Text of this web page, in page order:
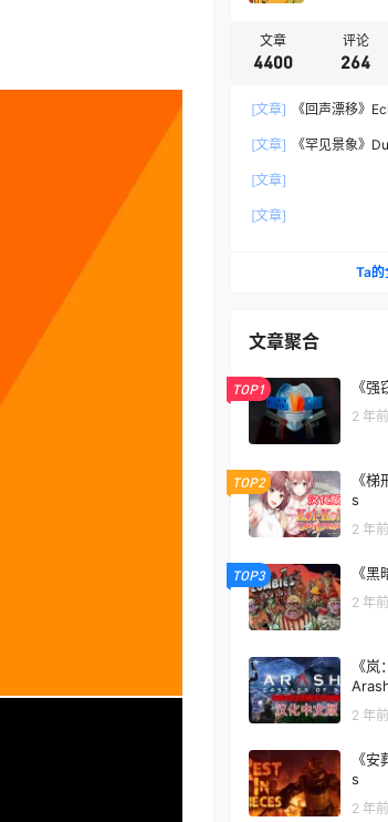
文章
4400
评论
264
[文章] 《回声漂移》
[文章] 《罕见景象》
[文章]
[文章]
Ta的
文章聚合
TOP1 《
2 年前
TOP2
《
s
2 年前
TOP3 《
2 年前
《
l Cut
2 年前
《
s
2 年前